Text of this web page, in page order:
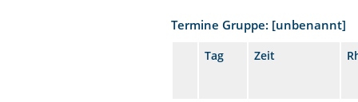
Termine Gruppe: [unbenannt]
Tag Zeit